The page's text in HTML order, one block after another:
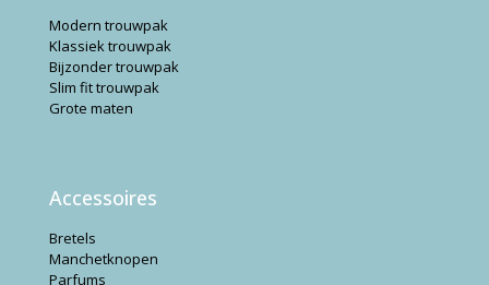
Modern trouwpak
Klassiek trouwpak
Bijzonder trouwpak
Slim fit trouwpak
Grote maten
Accessoires
Bretels
Manchetknopen
Parfums